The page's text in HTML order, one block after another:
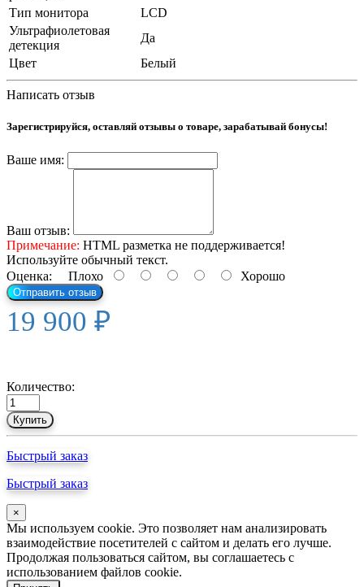
Тип монитора
LCD
Ультрафиолетовая
детекция
Да
Цвет
Белый
Написать отзыв
Зарегистрируйся, оставляй отзывы о товаре, зарабатывай бонусы!
Ваше имя:
Ваш отзыв:
Примечание: HTML разметка не поддерживается!
Используйте обычный текст.
Оценка: Плохо Хорошо
Отправить отзыв
19 900 ₽
Количество:
Купить
Быстрый заказ
Быстрый заказ
×
Мы используем cookie. Это позволяет нам анализировать
взаимодействие посетителей с сайтом и делать его лучше.
Продолжая пользоваться сайтом, вы соглашаетесь с
использованием файлов cookie.